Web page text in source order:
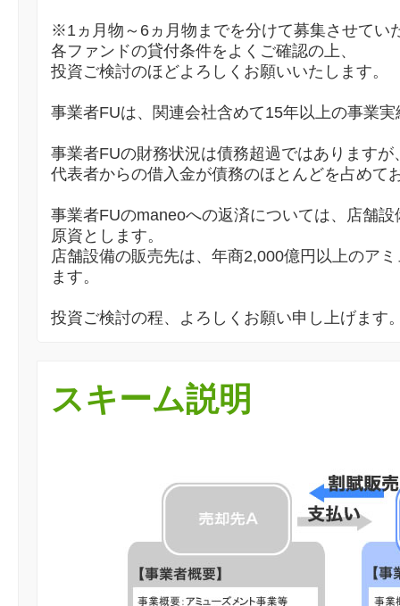
※1ヵ月物～6ヵ月物までを分けて募集させてい
各ファンドの貸付条件をよくご確認の上、
投資ご検討のほどよろしくお願いいたします。
事業者FUは、関連会社含めて15年以上の事業
事業者FUの財務状況は債務超過ではありますが
代表者からの借入金が債務のほとんどを占めて
事業者FUのmaneoへの返済については、店舗
原資とします。
店舗設備の販売先は、年商2,000億円以上のア
ます。
投資ご検討の程、よろしくお願い申し上げます
スキーム説明